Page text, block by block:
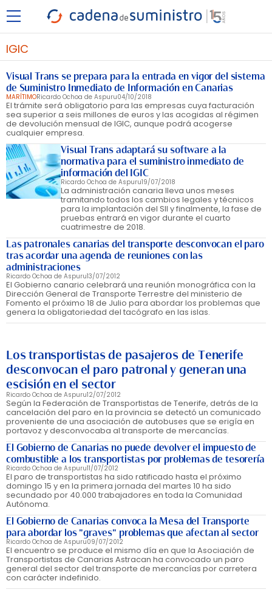
IGIC
Visual Trans se prepara para la entrada en vigor del sistema
de Suministro Inmediato de Información en Canarias
MARÍTIMORicardo Ochoa de Aspuru04/10/2018
El trámite será obligatorio para las empresas cuya facturación
sea superior a seis millones de euros y las acogidas al régimen
de devolución mensual de IGIC, aunque podrá acogerse
cualquier empresa.
Visual Trans adaptará su software a la
normativa para el suministro inmediato de
información del IGIC
Ricardo Ochoa de Aspuru19/07/2018
La administración canaria lleva unos meses
tramitando todos los cambios legales y técnicos
para la implantación del SII y finalmente, la fase de
pruebas entrará en vigor durante el cuarto
cuatrimestre de 2018.
Las patronales canarias del transporte desconvocan el paro
tras acordar una agenda de reuniones con las
administraciones
Ricardo Ochoa de Aspuru13/07/2012
El Gobierno canario celebrará una reunión monográfica con la
Dirección General de Transporte Terrestre del ministerio de
Fomento el próximo 18 de Julio para abordar los problemas que
genera la obligatoriedad del tacógrafo en las islas.
Los transportistas de pasajeros de Tenerife
desconvocan el paro patronal y generan una
escisión en el sector
Ricardo Ochoa de Aspuru12/07/2012
Según la Federación de Transportistas de Tenerife, detrás de la
cancelación del paro en la provincia se detectó un comunicado
proveniente de una asociación de autobuses que se erigía en
portavoz y desconvocaba al transporte de mercancías.
El Gobierno de Canarias no puede devolver el impuesto de
combustible a los transportistas por problemas de tesorería
Ricardo Ochoa de Aspuru11/07/2012
El paro de transportistas ha sido ratificado hasta el próximo
domingo 15 y en la primera jornada del martes 10 ha sido
secundado por 40.000 trabajadores en toda la Comunidad
Autónoma.
El Gobierno de Canarias convoca la Mesa del Transporte
para abordar los "graves" problemas que afectan al sector
Ricardo Ochoa de Aspuru09/07/2012
El encuentro se produce el mismo día en que la Asociación de
Transportistas de Canarias Astracan ha convocado un paro
general del sector del transporte de mercancías por carretera
con carácter indefinido.